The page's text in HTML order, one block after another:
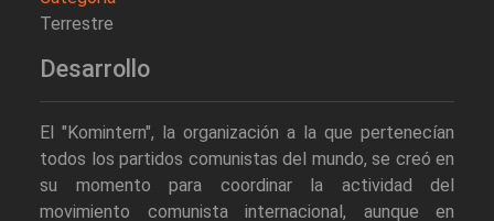
Terrestre
Desarrollo
El "Komintern", la organización a la que pertenecían
todos los partidos comunistas del mundo, se creó en
su momento para coordinar la actividad del
movimiento comunista internacional, aunque en